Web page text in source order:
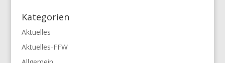
Kategorien
Aktuelles
Aktuelles-FFW